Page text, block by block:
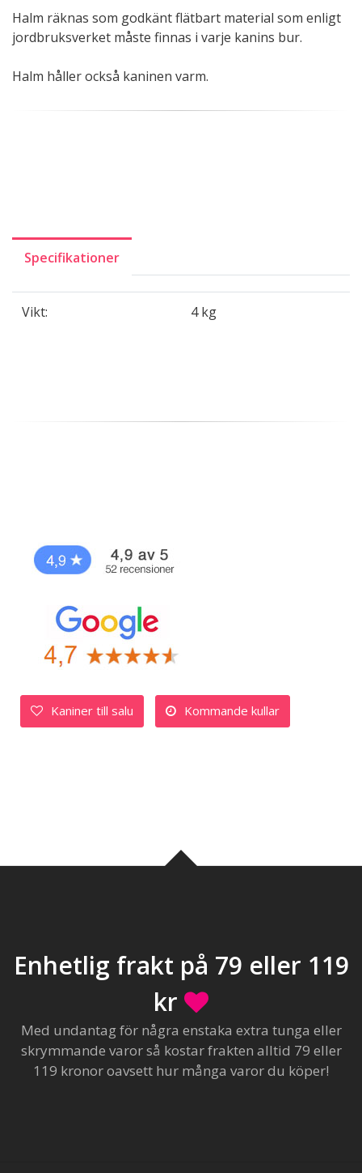
Halm räknas som godkänt flätbart material som enligt
jordbruksverket måste finnas i varje kanins bur.
Halm håller också kaninen varm.
Specifikationer
Vikt: 4 kg
Kaniner till salu Kommande kullar
Enhetlig frakt på 79 eller 119
kr
Med undantag för några enstaka extra tunga eller
skrymmande varor så kostar frakten alltid 79 eller
119 kronor oavsett hur många varor du köper!